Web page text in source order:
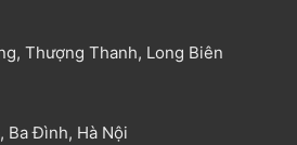
Thượng Thanh, Long Biên
Ba Đình, Hà Nội